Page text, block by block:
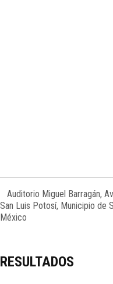
Auditorio Miguel Barragán,
San Luis Potosí, Municipio de
México
RESULTADOS